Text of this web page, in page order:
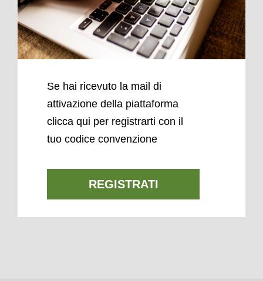
Se hai ricevuto la mail di
attivazione della piattaforma
clicca qui per registrarti con il
tuo codice convenzione
REGISTRATI